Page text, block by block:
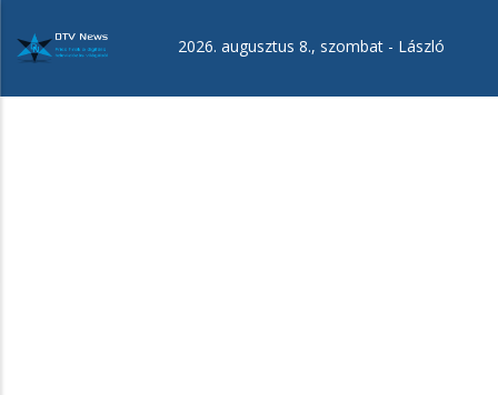
tartalomra
2026. augusztus 8., szombat - László